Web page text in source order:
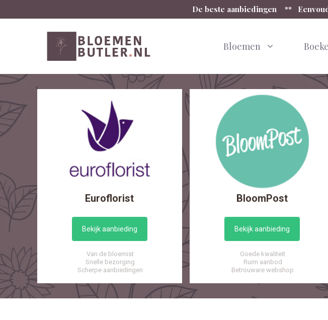
De beste aanbiedingen **
Bloemen
Euroflorist
Bekijk aanbieding
Van de bloemist
Snelle bezorging
Scherpe aanbiedingen
BloomPost
Bekijk aanbieding
Goede kwaliteit
Ruim aanbod
Betrouware webshop